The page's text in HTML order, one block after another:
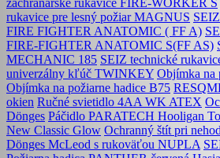
záchranárske rukavice FIRE-WORKER S
rukavice pre lesný požiar MAGNUS
FIRE FIGHTER ANATOMIC ( FF A)
FIRE-FIGHTER ANATOMIC S(FF AS)
MECHANIC 185 SEIZ technické
univerzálny kľúč TWINKEY Objímka na
Objímka na požiarne hadice B75
okien Ručné svietidlo 4AA WK ATEX
Dönges Páčidlo PARATECH Hooligan
New Classic Glow Ochranný štít pri
Dönges McLeod s rukoväťou NUPLA